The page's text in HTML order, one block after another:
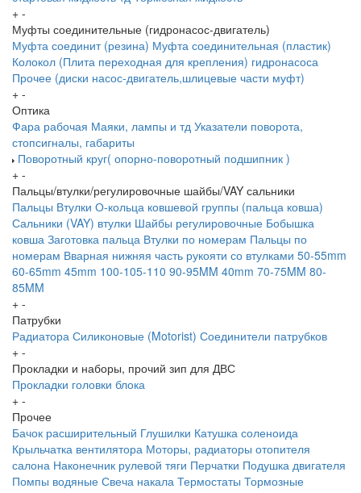
+ -
Муфты соединительные (гидронасос-двигатель)
Муфта соединит (резина) Муфта соединительная (пластик)
Колокол (Плита переходная для крепления) гидронасоса
Прочее (диски насос-двигатель,шлицевые части муфт)
+ -
Оптика
Фара рабочая Маяки, лампы и тд Указатели поворота,
стопсигналы, габариты
Поворотный круг( опорно-поворотный подшипник )
+ -
Пальцы/втулки/регулировочные шайбы/VAY сальники
Пальцы Втулки О-кольца ковшевой группы (пальца ковша)
Сальники (VAY) втулки Шайбы регулировочные Бобышка
ковша Заготовка пальца Втулки по номерам Пальцы по
номерам Вварная нижняя часть рукояти со втулками 50-55mm
60-65mm 45mm 100-105-110 90-95MM 40mm 70-75MM 80-
85MM
+ -
Патрубки
Радиатора Силиконовые (Motorist) Соединители патрубков
+ -
Прокладки и наборы, прочий зип для ДВС
Прокладки головки блока
+ -
Прочее
Бачок расширительный Глушилки Катушка соленоида
Крыльчатка вентилятора Моторы, радиаторы отопителя
салона Наконечник рулевой тяги Перчатки Подушка двигателя
Помпы водяные Свеча накала Термостаты Тормозные